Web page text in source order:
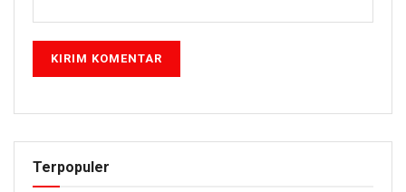
Terpopuler